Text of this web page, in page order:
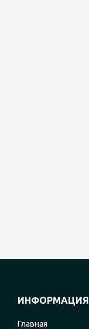
ИНФОРМАЦИЯ
Главная